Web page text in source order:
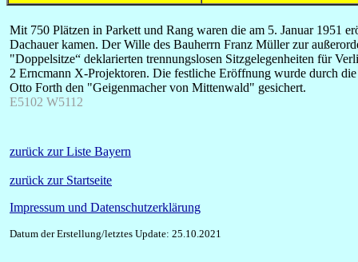
Mit 750 Plätzen in Parkett und Rang waren die am 5. Januar 1951
Dachauer kamen. Der Wille des Bauherrn Franz Müller zur
"Doppelsitze“ deklarierten trennungslosen Sitzgelegenheiten für
2 Erncmann X-Projektoren. Die festliche Eröffnung wurde durch
Otto Forth den "Geigenmacher von Mittenwald" gesichert.
E5102 W5112
zurück zur Liste Bayern
zurück zur Startseite
Impressum und Datenschutzerklärung
Datum der Erstellung/letztes Update: 25.10.2021